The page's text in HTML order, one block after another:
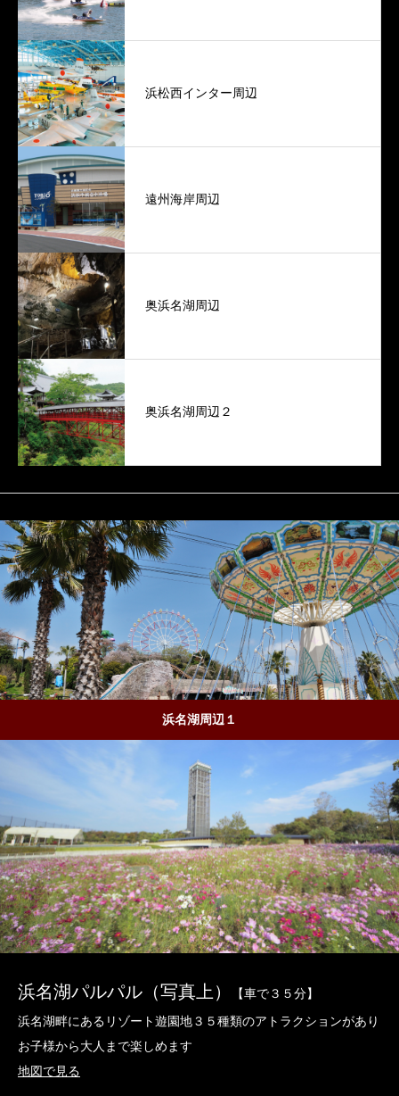
浜松西インター周辺
遠州海岸周辺
奥浜名湖周辺
奥浜名湖周辺２
浜名湖周辺１
浜名湖パルパル（写真上） 【車で３５分】
浜名湖畔にあるリゾート遊園地３５種類のアトラクションがあり
お子様から大人まで楽しめます
地図で見る